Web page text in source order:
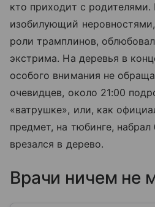
кто приходит с родителями.
изобилующий
роли трамплинов,
экстрима. На деревья в
особого внимания не
очевидцев, около 21:00
«ватрушке», или, как
предмет, на тюбинге,
врезался в дерево.
Врачи ничем не